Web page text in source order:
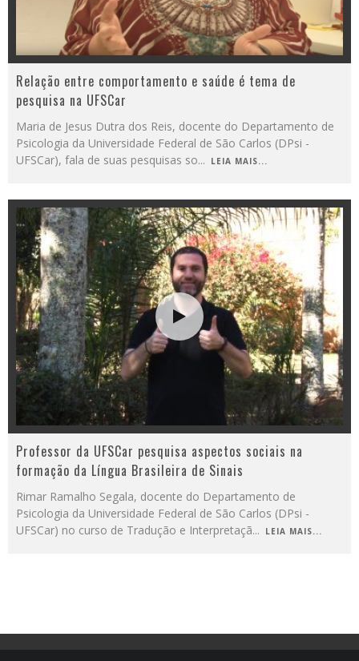
Relação entre comportamento e saúde é tema de
pesquisa na UFSCar
Maria de Jesus Dutra dos Reis, docente do Departamento de
Psicologia da Universidade Federal de São Carlos (DPsi -
UFSCar), fala de suas pesquisas so... LEIA MAIS...
Professor da UFSCar pesquisa aspectos sociais na
formação da Língua Brasileira de Sinais
Rimar Ramalho Segala, docente do Departamento de
Psicologia da Universidade Federal de São Carlos (DPsi -
UFSCar) no curso de Tradução e Interpretaçã... LEIA MAIS...